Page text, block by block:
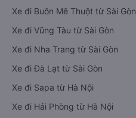
Xe đi Buôn Mê Thuột từ Sài Gòn
Xe đi Vũng Tàu từ Sài Gòn
Xe đi Nha Trang từ Sài Gòn
Xe đi Đà Lạt từ Sài Gòn
Xe đi Sapa từ Hà Nội
Xe đi Hải Phòng từ Hà Nội